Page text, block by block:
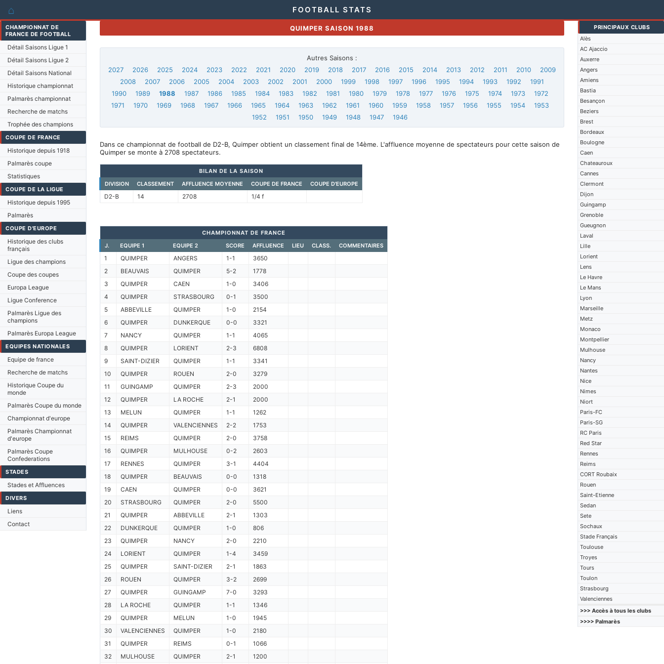
⌂ FOOTBALL STATS
CHAMPIONNAT DE
FRANCE DE FOOTBALL
Détail Saisons Ligue 1
Détail Saisons Ligue 2
Détail Saisons National
Historique championnat
Palmarès championnat
Recherche de matchs
Trophée des champions
COUPE DE FRANCE
Historique depuis 1918
Palmarès coupe
Statistiques
COUPE DE LA LIGUE
Historique depuis 1995
Palmarès
COUPE D'EUROPE
Historique des clubs
français
Ligue des champions
Coupe des coupes
Europa League
Ligue Conference
Palmarès Ligue des
champions
Palmarès Europa League
EQUIPES NATIONALES
Equipe de france
Recherche de matchs
Historique Coupe du
monde
Palmarès Coupe du monde
Championnat d'europe
Palmarès Championnat
d'europe
Palmarès Coupe
Confederations
STADES
Stades et Affluences
DIVERS
Liens
Contact
PRINCIPAUX CLUBS
Alès
AC Ajaccio
Auxerre
Angers
Amiens
Bastia
Besançon
Beziers
Brest
Bordeaux
Boulogne
Caen
Chateauroux
Cannes
Clermont
Dijon
Guingamp
Grenoble
Gueugnon
Laval
Lille
Lorient
Lens
Le Havre
Le Mans
Lyon
Marseille
Metz
Monaco
Montpellier
Mulhouse
Nancy
Nantes
Nice
Nimes
Niort
Paris-FC
Paris-SG
RC Paris
Red Star
Rennes
Reims
CORT Roubaix
Rouen
Saint-Etienne
Sedan
Sete
Sochaux
Stade Français
Toulouse
Troyes
Tours
Toulon
Strasbourg
Valenciennes
>>> Accès à tous les clubs
>>>> Palmarès
QUIMPER SAISON 1988
Autres Saisons :
2027
2026 2025 2024 2023 2022 2021 2020 2019 2018 2017 2016 2015 2014 2013 2012 2011 2010
2009
2008
2007 2006 2005 2004 2003 2002 2001 2000 1999 1998 1997 1996 1995 1994 1993 1992
1991
1990
1989 1988 1987 1986 1985 1984 1983 1982 1981 1980 1979 1978 1977 1976 1975 1974 1973
1972
1971
1970 1969 1968 1967 1966 1965 1964 1963 1962 1961 1960 1959 1958 1957 1956 1955 1954
1953
1952
1951 1950 1949 1948 1947 1946
Dans ce championnat de football de D2-B, Quimper obtient un classement final de 14ème. L'affluence moyenne de spectateurs pour cette saison de
Quimper se monte à 2708 spectateurs.
BILAN DE LA SAISON
DIVISION
CLASSEMENT AFFLUENCE MOYENNE COUPE DE FRANCE COUPE D'EUROPE
D2-B 14 2708 1/4 f
CHAMPIONNAT DE FRANCE
J.
EQUIPE 1 EQUIPE 2 SCORE AFFLUENCE LIEU CLASS. COMMENTAIRES
1 QUIMPER ANGERS 1-1
3650
2
BEAUVAIS QUIMPER 5-2
1778
3
QUIMPER CAEN 1-0
3406
4
QUIMPER STRASBOURG 0-1
3500
5
ABBEVILLE QUIMPER 1-0
2154
6
QUIMPER DUNKERQUE 0-0
3321
7
NANCY QUIMPER 1-1
4065
8
QUIMPER LORIENT 2-3
6808
9
SAINT-DIZIER QUIMPER 1-1
3341
10
QUIMPER ROUEN 2-0
3279
11
GUINGAMP QUIMPER 2-3
2000
12
QUIMPER LA ROCHE 2-1
2000
13
MELUN QUIMPER 1-1
1262
14
QUIMPER VALENCIENNES 2-2
1753
15
REIMS QUIMPER 2-0
3758
16
QUIMPER MULHOUSE 0-2
2603
17
RENNES QUIMPER 3-1
4404
18
QUIMPER BEAUVAIS 0-0
1318
19
CAEN QUIMPER 0-0
3621
20
STRASBOURG QUIMPER 2-0
5500
21
QUIMPER ABBEVILLE 2-1
1303
22
DUNKERQUE QUIMPER 1-0
806
23
QUIMPER NANCY 2-0
2210
24
LORIENT QUIMPER 1-4
3459
25
QUIMPER SAINT-DIZIER 2-1
1863
26
ROUEN QUIMPER 3-2
2699
27
QUIMPER GUINGAMP 7-0
3293
28
LA ROCHE QUIMPER 1-1
1346
29
QUIMPER MELUN 1-0
1945
30
VALENCIENNES QUIMPER 1-0
2180
31
QUIMPER REIMS 0-1
1066
32
MULHOUSE QUIMPER 2-1 1200